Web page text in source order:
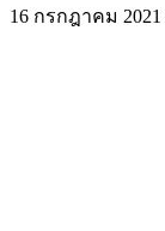
16 กรกฎาคม 2021